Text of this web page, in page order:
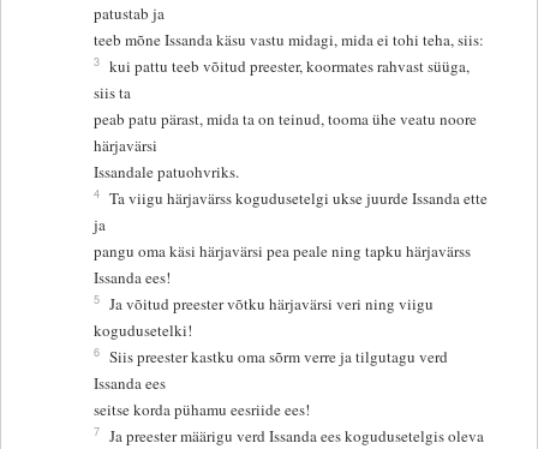
patustab ja
teeb mõne Issanda käsu vastu midagi, mida ei tohi teha, siis:
3 kui pattu teeb võitud preester, koormates rahvast süüga,
siis ta
peab patu pärast, mida ta on teinud, tooma ühe veatu noore
härjavärsi
Issandale patuohvriks.
4 Ta viigu härjavärss kogudusetelgi ukse juurde Issanda ette
ja
pangu oma käsi härjavärsi pea peale ning tapku härjavärss
Issanda ees!
5 Ja võitud preester võtku härjavärsi veri ning viigu
kogudusetelki!
6 Siis preester kastku oma sõrm verre ja tilgutagu verd
Issanda ees
seitse korda pühamu eesriide ees!
7 Ja preester määrigu verd Issanda ees kogudusetelgis oleva